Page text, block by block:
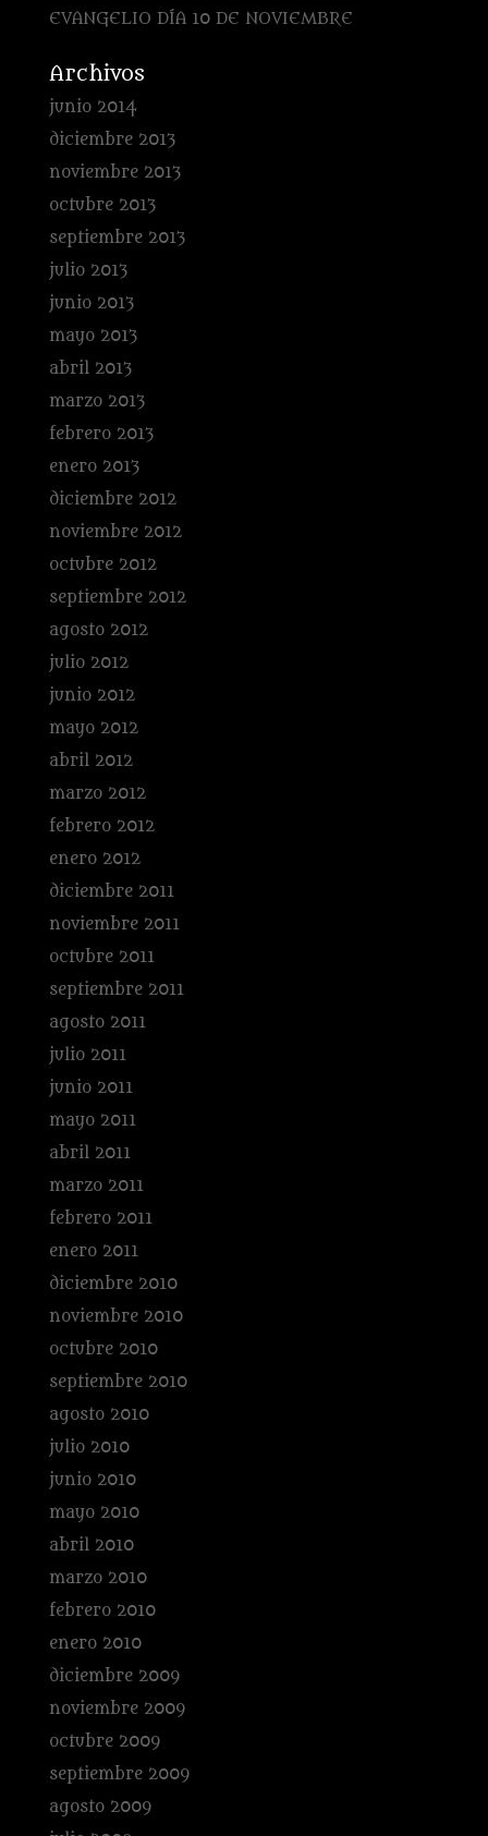
EVANGELIO DÍA 10 DE NOVIEMBRE
Archivos
junio 2014
diciembre 2013
noviembre 2013
octubre 2013
septiembre 2013
julio 2013
junio 2013
mayo 2013
abril 2013
marzo 2013
febrero 2013
enero 2013
diciembre 2012
noviembre 2012
octubre 2012
septiembre 2012
agosto 2012
julio 2012
junio 2012
mayo 2012
abril 2012
marzo 2012
febrero 2012
enero 2012
diciembre 2011
noviembre 2011
octubre 2011
septiembre 2011
agosto 2011
julio 2011
junio 2011
mayo 2011
abril 2011
marzo 2011
febrero 2011
enero 2011
diciembre 2010
noviembre 2010
octubre 2010
septiembre 2010
agosto 2010
julio 2010
junio 2010
mayo 2010
abril 2010
marzo 2010
febrero 2010
enero 2010
diciembre 2009
noviembre 2009
octubre 2009
septiembre 2009
agosto 2009